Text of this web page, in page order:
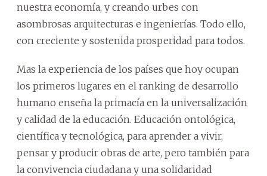
nuestra economía, y creando urbes con
asombrosas arquitecturas e ingenierías. Todo ello,
con creciente y sostenida prosperidad para todos.
Mas la experiencia de los países que hoy ocupan
los primeros lugares en el ranking de desarrollo
humano enseña la primacía en la universalización
y calidad de la educación. Educación ontológica,
científica y tecnológica, para aprender a vivir,
pensar y producir obras de arte, pero también para
la convivencia ciudadana y una solidaridad